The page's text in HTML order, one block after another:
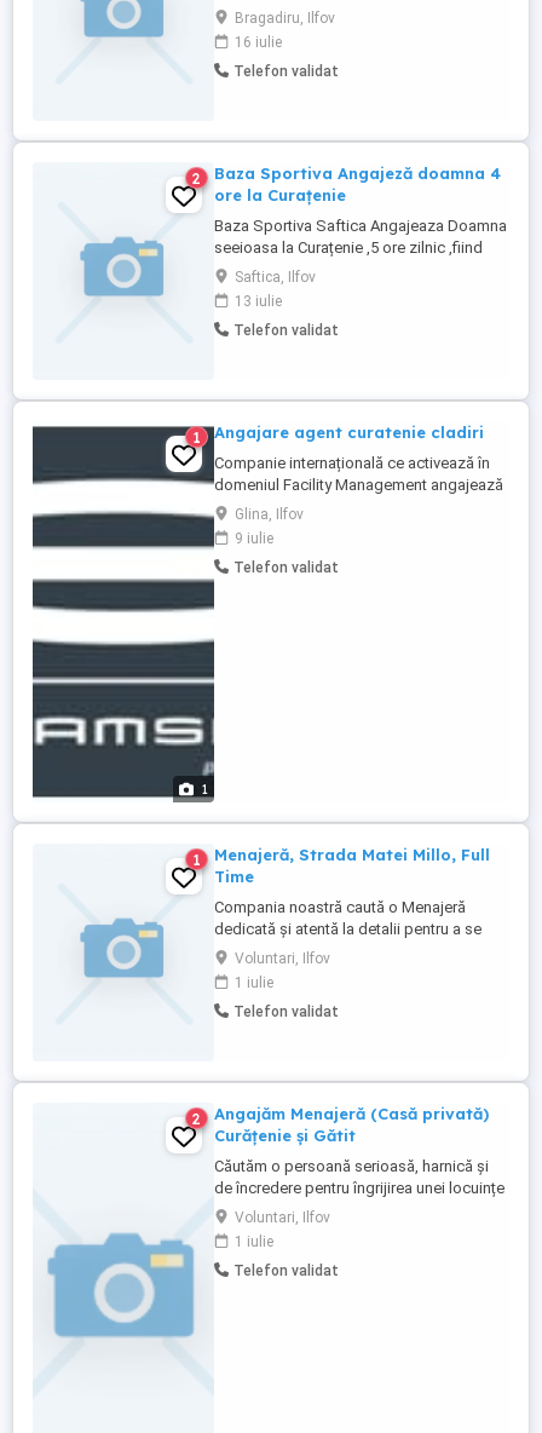
și sa se ocupe de casa. Sunt bărbat la 55
de ani, care are nevoie de ajutor, caut o
persoana fara obligatii. Contactați ma
pentru a discuta mai multe detalii.
Bragadiru, Ilfov
16 iulie
Telefon validat
2
Baza Sportiva Angajeză doamna 4
ore la Curațenie
Baza Sportiva Saftica Angajeaza Doamna
seeioasa la Curațenie ,5 ore zilnic ,fiind
baza sportiva avem nevoie si în weekend
de ore ce se vor schimba in vestiare
salariu+carte de munca
Saftica, Ilfov
13 iulie
Telefon validat
1
1 Angajare agent curatenie cladiri
Companie internațională ce activează în
domeniul Facility Management angajează
Agent curățenie. Locație: Olympia Logistic
Center (Glina, jud.Ilfov) Pachet salarial și
beneficii: Contract de muncă pe perioadă
nedeterminată. Salariu de bază lunar brut:
Glina, Ilfov
9 iulie
Telefon validat
1
Menajeră, Strada Matei Millo, Full
Time
Compania noastră caută o Menajeră
dedicată și atentă la detalii pentru a se
alătura echipei noastre. Rolul implică
responsabilitatea menținerii standardelor
înalte de curățenie și igienă în spațiile
desemnate. Candidatul ideal va avea o
Voluntari, Ilfov
1 iulie
Telefon validat
2
Angajăm Menajeră (Casă privată)
Curățenie și Gătit
Căutăm o persoană serioasă, harnică și
de încredere pentru îngrijirea unei locuințe
și pregătirea mesei. Atribuții principale:
Curățenie generală și întreținere: Aspirat,
spălat pardoseli, șters praf, curățenie în
bănci bucătărie băi. Gătit: Prepararea
Voluntari, Ilfov
1 iulie
Telefon validat